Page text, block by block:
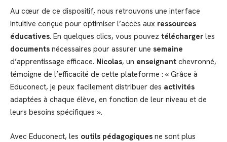
Au cœur de ce dispositif, nous retrouvons une interface
intuitive conçue pour optimiser l’accès aux ressources
éducatives. En quelques clics, vous pouvez télécharger les
documents nécessaires pour assurer une semaine
d’apprentissage efficace. Nicolas, un enseignant chevronné,
témoigne de l’efficacité de cette plateforme : « Grâce à
Educonect, je peux facilement distribuer des activités
adaptées à chaque élève, en fonction de leur niveau et de
leurs besoins spécifiques ».
Avec Educonect, les outils pédagogiques ne sont plus